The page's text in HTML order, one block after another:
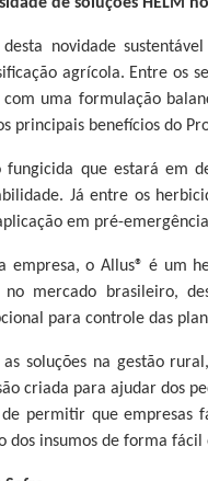
desta novidade
agrícola. Entre os
com uma formulação
principais benefícios do
fungicida que estará em
Já entre os
em pré-
empresa, o Allus® é um
no mercado brasileiro,
para controle das
as soluções na gestão
criada para ajudar dos
permitir que empresas
dos insumos de forma fácil